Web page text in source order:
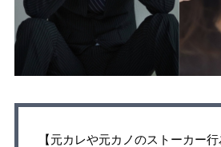
【元カレや元カノのストーカー行